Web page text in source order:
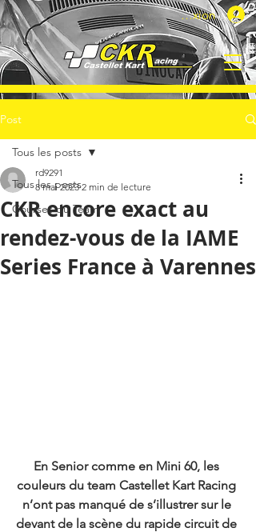
Connexion
Post
Tous les posts
Courses du Team
Tous les posts
CKR encore exact au
rendez-vous de la IAME
Series France à Varennes
rd9291
8 mai 2023 2 min de lecture
En Senior comme en Mini 60, les
couleurs du team Castellet Kart Racing
n’ont pas manqué de s’illustrer sur le
devant de la scène du rapide circuit de